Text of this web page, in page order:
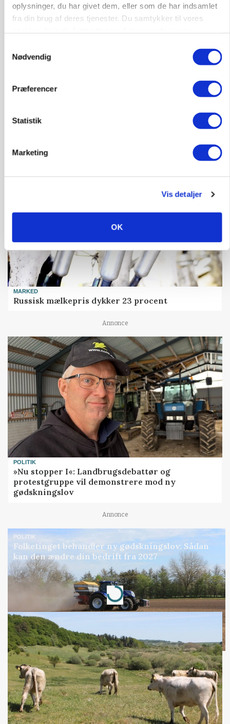
oplysninger, du har givet dem, eller som de har indsamlet
fra din brug af deres tjenester. Du samtykker til vores
Nødvendig
Præferencer
Statistik
Marketing
Vis detaljer
OK
Rådgiver om DB-Tjek: Små justeringer kan give
store besparelser
MARKED
Russisk mælkepris dykker 23 procent
Annonce
POLITIK
»Nu stopper I«: Landbrugsdebattør og
protestgruppe vil demonstrere mod ny
gødskningslov
Annonce
POLITIK
Folketinget behandler ny gødskningslov: Sådan
kan den ændre din bedrift fra 2027
Annonce
Loading...